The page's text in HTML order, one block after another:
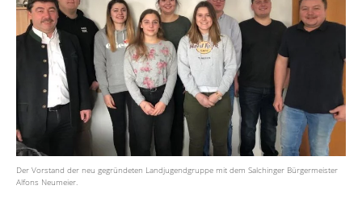
Der Vorstand der neu gegründeten Landjugendgruppe mit dem Salchinger Bürgermeister
Alfons Neumeier.